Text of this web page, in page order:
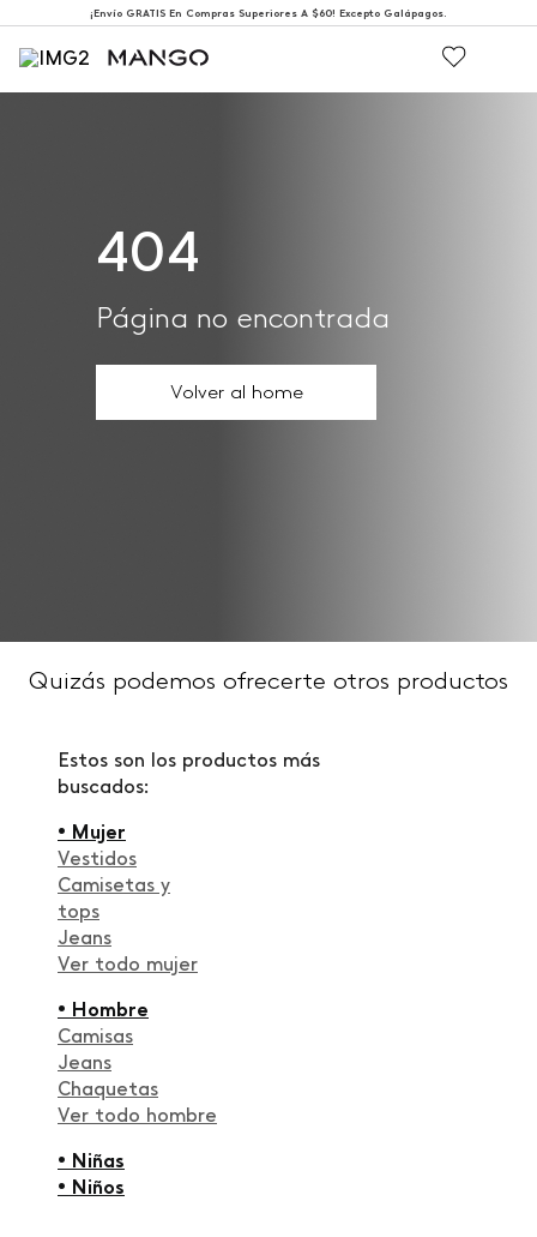
¡Envío GRATIS En Compras Superiores A $60! Excepto Galápagos.
404
Página no encontrada
Volver al home
Quizás podemos ofrecerte otros productos
Estos son los productos más
buscados:
• Mujer
Vestidos
Camisetas y
tops
Jeans
Ver todo mujer
• Hombre
Camisas
Jeans
Chaquetas
Ver todo hombre
• Niñas
• Niños